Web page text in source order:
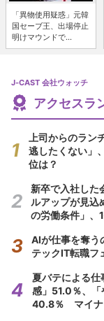
「異物使用疑惑」元韓
国セーブ王、出場停止
明けマウンドで...
J-CAST 会社ウォッチ
アクセスラ
上司からのラ
逃したくない」
位は？
新卒で入社し
ルアップが見込
の労働条件」、
AIが仕事を奪
テックIT転職フ
夏バテによる
感」51.0％、「
40.8％ マイナ